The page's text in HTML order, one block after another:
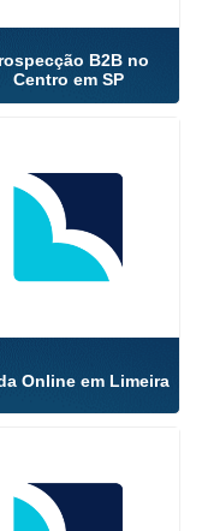
B2B no
Centro em SP
Online em Limeira